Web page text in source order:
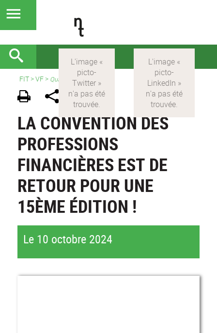
FIT>VF> Qui sommes nous ?
LA CONVENTION DES
PROFESSIONS
FINANCIÈRES EST DE
RETOUR POUR UNE
15ÈME ÉDITION !
Le 10 octobre 2024